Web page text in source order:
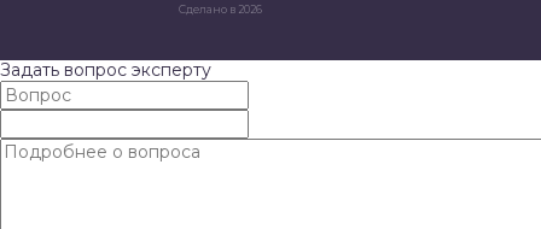
Сделано в 2026
Задать вопрос эксперту